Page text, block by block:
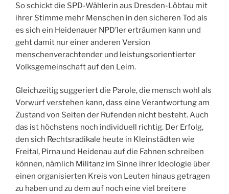
So schickt die SPD-Wählerin aus Dresden-Löbtau mit
ihrer Stimme mehr Menschen in den sicheren Tod als
es sich ein Heidenauer NPD’ler erträumen kann und
geht damit nur einer anderen Version
menschenverachtender und leistungsorientierter
Volksgemeinschaft auf den Leim.
Gleichzeitig suggeriert die Parole, die mensch wohl als
Vorwurf verstehen kann, dass eine Verantwortung am
Zustand von Seiten der Rufenden nicht besteht. Auch
das ist höchstens noch individuell richtig. Der Erfolg,
den sich Rechtsradikale heute in Kleinstädten wie
Freital, Pirna und Heidenau auf die Fahnen schreiben
können, nämlich Militanz im Sinne ihrer Ideologie über
einen organisierten Kreis von Leuten hinaus getragen
zu haben und zu dem auf noch eine viel breitere